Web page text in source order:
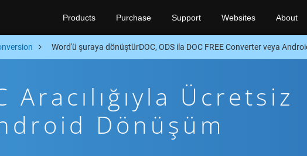
Products Purchase Support Websites About
Word'ü şuraya dönüştürDOC, ODS ila DOC FREE Converter veya
Aracılığıyla Ücretsiz
Dönüşüm